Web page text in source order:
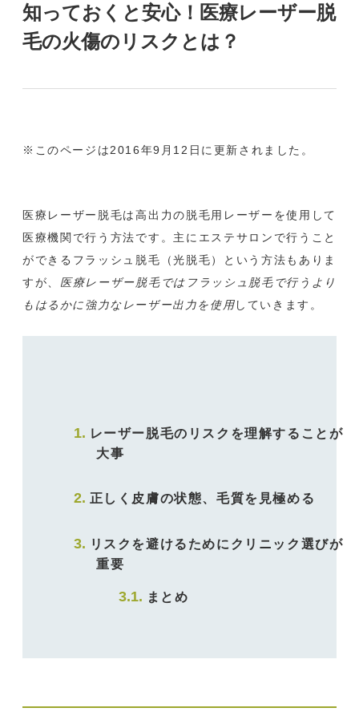
知っておくと安心！医療レーザー脱
毛の火傷のリスクとは？
※このページは2016年9月12日に更新されました。
医療レーザー脱毛は高出力の脱毛用レーザーを使用して
医療機関で行う方法です。主にエステサロンで行うこと
ができるフラッシュ脱毛（光脱毛）という方法もありま
すが、 医療レーザー脱毛ではフラッシュ脱毛で行うより
もはるかに強力なレーザー出力を使用していきます。
レーザー脱毛のリスクを理解することが
大事
正しく皮膚の状態、毛質を見極める
リスクを避けるためにクリニック選びが
重要
まとめ